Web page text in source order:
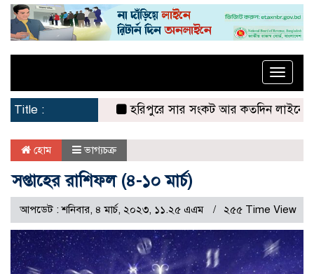
Toggle
Title :
হরিপুরে সার সংকট আর কতদিন লাইনে দাঁড়িয়ে
হোম ভাগ্যচক্র
সপ্তাহের রাশিফল (৪-১০ মার্চ)
আপডেট : শনিবার, ৪ মার্চ, ২০২৩, ১১.২৫ এএম ২৫৫ Time View